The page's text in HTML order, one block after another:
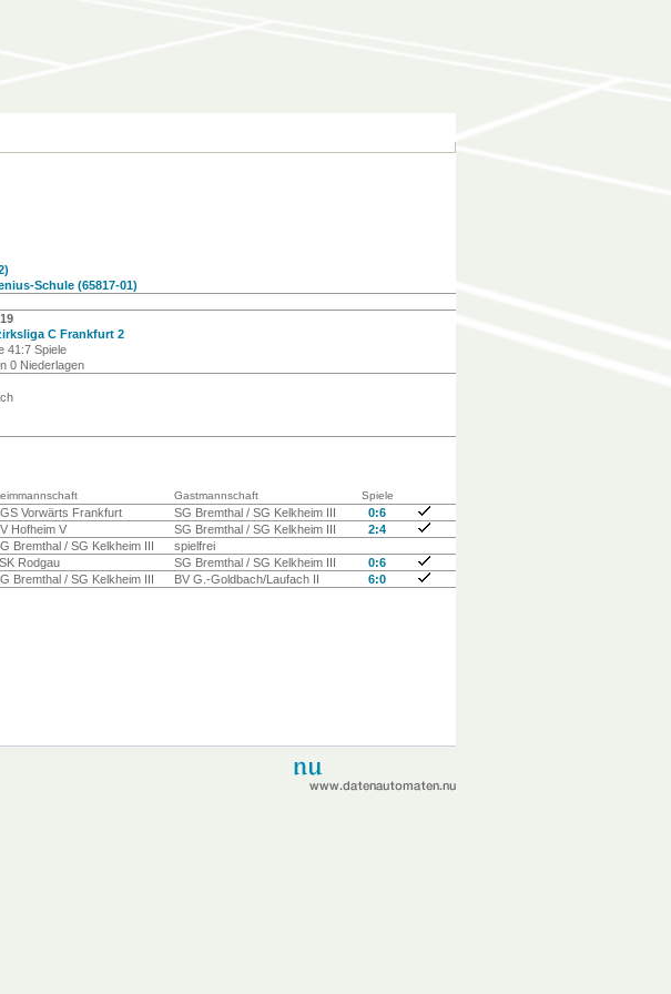
Schule (65817-01)
C Frankfurt 2
41:7 Spiele
0 Niederlagen
Gastmannschaft Spiele
Vorwärts Frankfurt SG Bremthal / SG Kelkheim III
0:6
Hofheim V SG Bremthal / SG Kelkheim III
2:4
Bremthal / SG Kelkheim III
spielfrei
Rodgau SG Bremthal / SG Kelkheim III
0:6
Bremthal / SG Kelkheim III BV G.-Goldbach/Laufach II 6:0